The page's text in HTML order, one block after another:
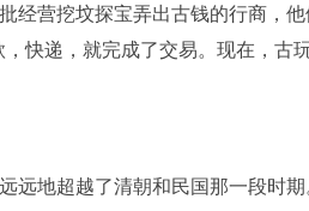
经营挖坟探宝弄出古钱的行商，
快递，就完成了交易。现在，古
远地超越了清朝和民国那一段时